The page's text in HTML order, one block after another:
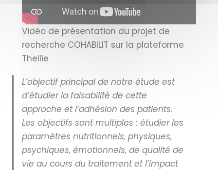
Vidéo de présentation du projet de
recherche COHABILIT sur la plateforme
Thellie
L’objectif principal de notre étude est
d’étudier la faisabilité de cette
approche et l’adhésion des patients.
Les objectifs sont multiples : étudier les
paramètres nutritionnels, physiques,
psychiques, émotionnels, de qualité de
vie au cours du traitement et l’impact